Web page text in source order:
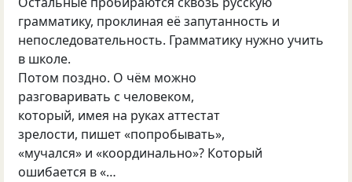
грамматику, проклиная её запутанность и
непоследовательность. Грамматику нужно учить
в школе.
Потом поздно. О чём можно
разговаривать с человеком,
который, имея на руках аттестат
зрелости, пишет «попробывать»,
«мучался» и «координально»? Который
ошибается в «…